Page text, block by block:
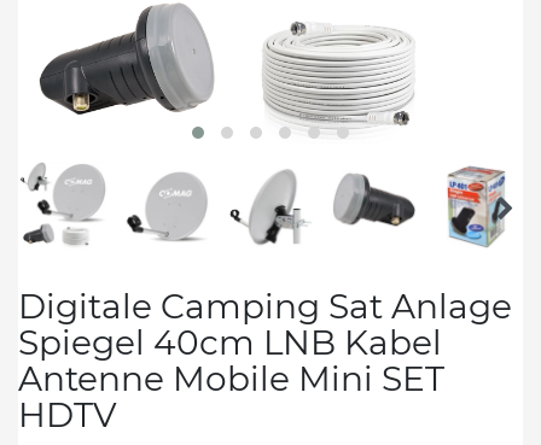
Digitale Camping Sat Anlage
Spiegel 40cm LNB Kabel
Antenne Mobile Mini SET
HDTV